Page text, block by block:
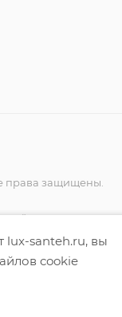
права защищены.
публичной
lux-santeh.ru, вы
cookie